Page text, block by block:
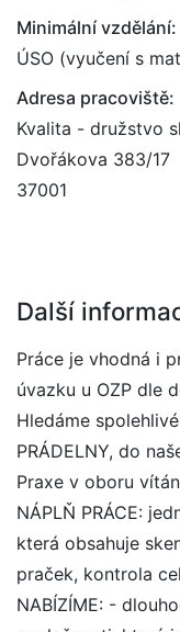
Minimální vzdělání:
ÚSO (vyučení s
Adresa pracoviště:
Kvalita - družstvo
Dvořákova 383/17
37001
Další
Práce je vhodná i
úvazku u OZP dle
Hledáme
PRÁDELNY, do
Praxe v oboru
NÁPLŇ PRÁCE:
která obsahuje
praček, kontrola
NABÍZÍME: -